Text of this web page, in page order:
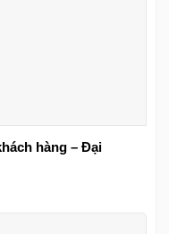
hàng – Đại